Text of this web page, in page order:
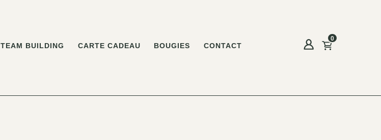
TEAM BUILDING CARTE CADEAU BOUGIES CONTACT
0